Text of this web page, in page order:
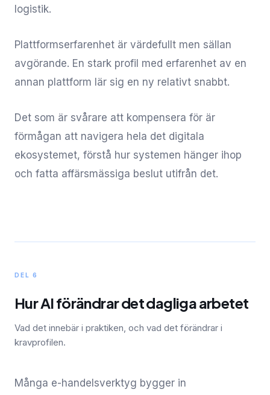
logistik.
Plattformserfarenhet är värdefullt men sällan
avgörande. En stark profil med erfarenhet av en
annan plattform lär sig en ny relativt snabbt.
Det som är svårare att kompensera för är
förmågan att navigera hela det digitala
ekosystemet, förstå hur systemen hänger ihop
och fatta affärsmässiga beslut utifrån det.
DEL 6
Hur AI förändrar det dagliga arbetet
Vad det innebär i praktiken, och vad det förändrar i
kravprofilen.
Många e-handelsverktyg bygger in